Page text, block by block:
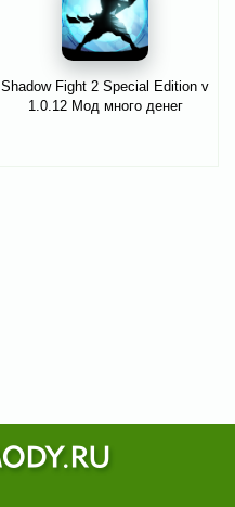
Shadow Fight 2 Special Edition v
1.0.12 Мод много денег